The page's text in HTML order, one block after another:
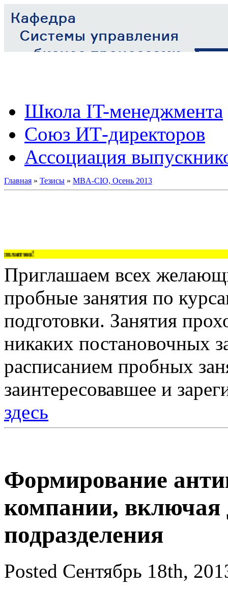
Школа IT-менеджмента
Союз ИТ-директоров
Ассоциация
Главная » Тезисы » MBA-CIO, Осень 2013
Приглашаем всех
пробные занятия по
подготовки. Занятия
никаких постановочных
расписанием пробных
заинтересовавшее и
здесь
Формирование
компании, включая
подразделения
Posted Сентябрь 18th,